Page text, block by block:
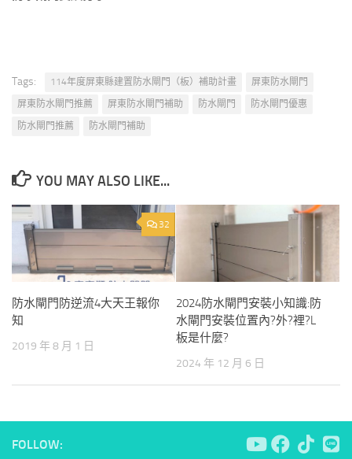
Tags: 114年度屏東縣建置防水閘門（板）補助計畫
屏東防水閘門
屏東防水閘門推薦
屏東防水閘門補助 防水閘門
防水閘門優惠
防水閘門推薦
防水閘門補助
YOU MAY ALSO LIKE...
32
防水閘門防逆流4大天王報你
知
2019 年 8 月 1 日
2024防水閘門安裝小知識:防
水閘門安裝位置內?外?裡?L
板是什麼?
2024 年 12 月 6 日
FOLLOW: